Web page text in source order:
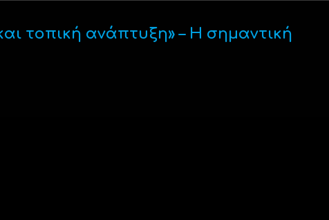
τοπική ανάπτυξη» – Η σημαντική